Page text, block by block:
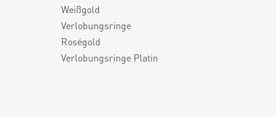
Weißgold
Verlobungsringe
Roségold
Verlobungsringe Platin